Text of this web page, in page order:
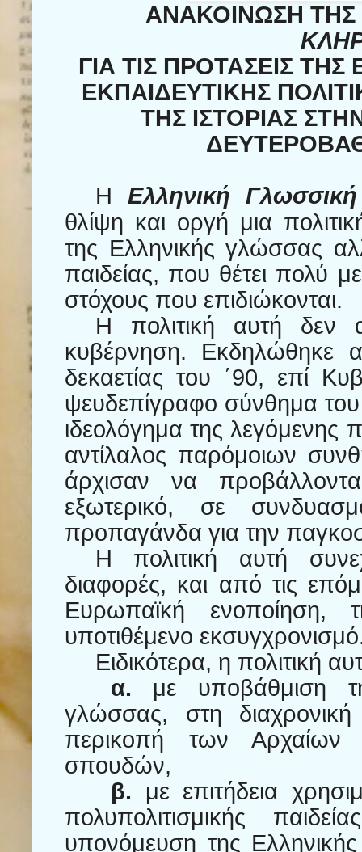
ΑΝΑΚΟΙΝΩΣΗ ΤΗΣ
ΓΙΑ ΤΙΣ ΠΡΟΤΑΣΕΙΣ
ΕΚΠΑΙΔΕΥΤΙΚΗΣ
ΤΗΣ ΙΣΤΟΡΙΑΣ
Η Ελληνική
θλίψη και οργή μια
της Ελληνικής γλώσσας
παιδείας, που θέτει πολύ
στόχους που επιδιώκονται.
Η πολιτική αυτή δεν
κυβέρνηση. Εκδηλώθηκε
δεκαετίας του ΄90, επί
ψευδεπίγραφο σύνθημα
ιδεολόγημα της λεγόμενης
αντίλαλος παρόμοιων
άρχισαν να
εξωτερικό, σε
προπαγάνδα για την
Η πολιτική αυτή
διαφορές, και από τις
Ευρωπαϊκή ενοποίηση,
υποτιθέμενο
Ειδικότερα, η πολιτική
α. με υποβάθμιση
γλώσσας, στη
περικοπή των Αρχαίων
σπουδών,
β. με επιτήδεια
πολυπολιτισμικής
υπονόμευση της Ελληνικής